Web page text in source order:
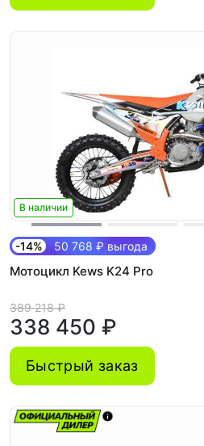
В наличии
-14% 50 768 ₽ выгода
Мотоцикл Kews K24 Pro
389 218 ₽
338 450 ₽
Быстрый заказ